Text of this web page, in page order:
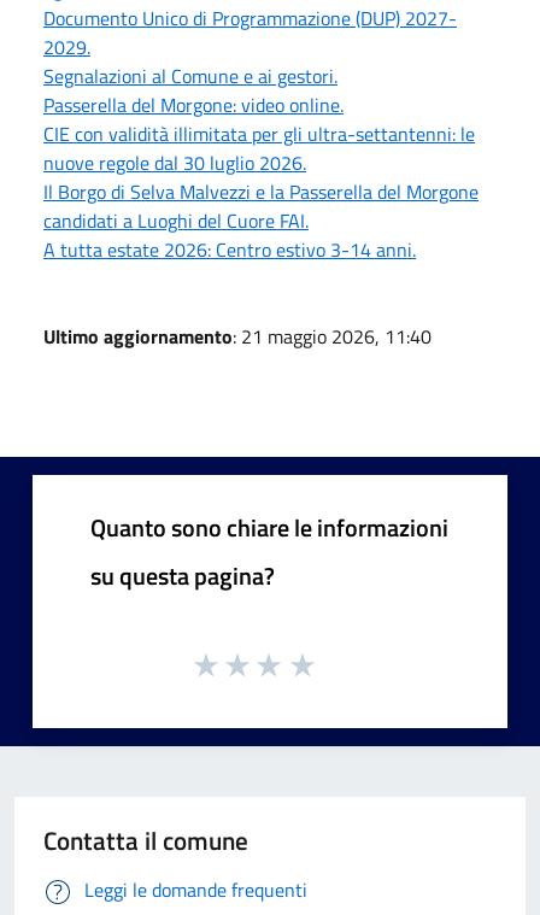
Documento Unico di Programmazione (DUP) 2027-
2029.
Segnalazioni al Comune e ai gestori.
Passerella del Morgone: video online.
CIE con validità illimitata per gli ultra-settantenni: le
nuove regole dal 30 luglio 2026.
Il Borgo di Selva Malvezzi e la Passerella del Morgone
candidati a Luoghi del Cuore FAI.
A tutta estate 2026: Centro estivo 3-14 anni.
Ultimo aggiornamento: 21 maggio 2026, 11:40
Quanto sono chiare le informazioni
su questa pagina?
Contatta il comune
Leggi le domande frequenti